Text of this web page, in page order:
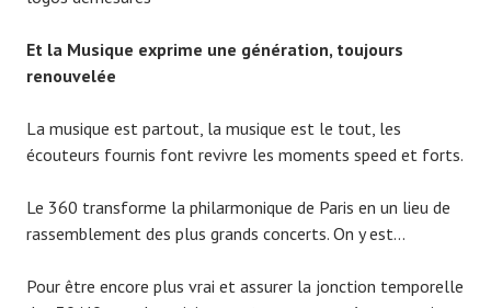
Et la Musique exprime une génération, toujours
renouvelée
La musique est partout, la musique est le tout, les
écouteurs fournis font revivre les moments speed et forts.
Le 360 transforme la philarmonique de Paris en un lieu de
rassemblement des plus grands concerts. On y est…
Pour être encore plus vrai et assurer la jonction temporelle